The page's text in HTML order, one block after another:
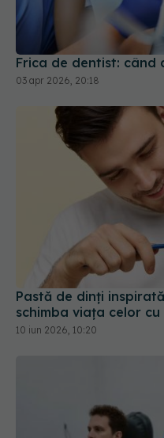
Frica de dentist: când
03 apr 2026, 20:18
Pastă de dinți
schimba viața celor
10 iun 2026, 10:20